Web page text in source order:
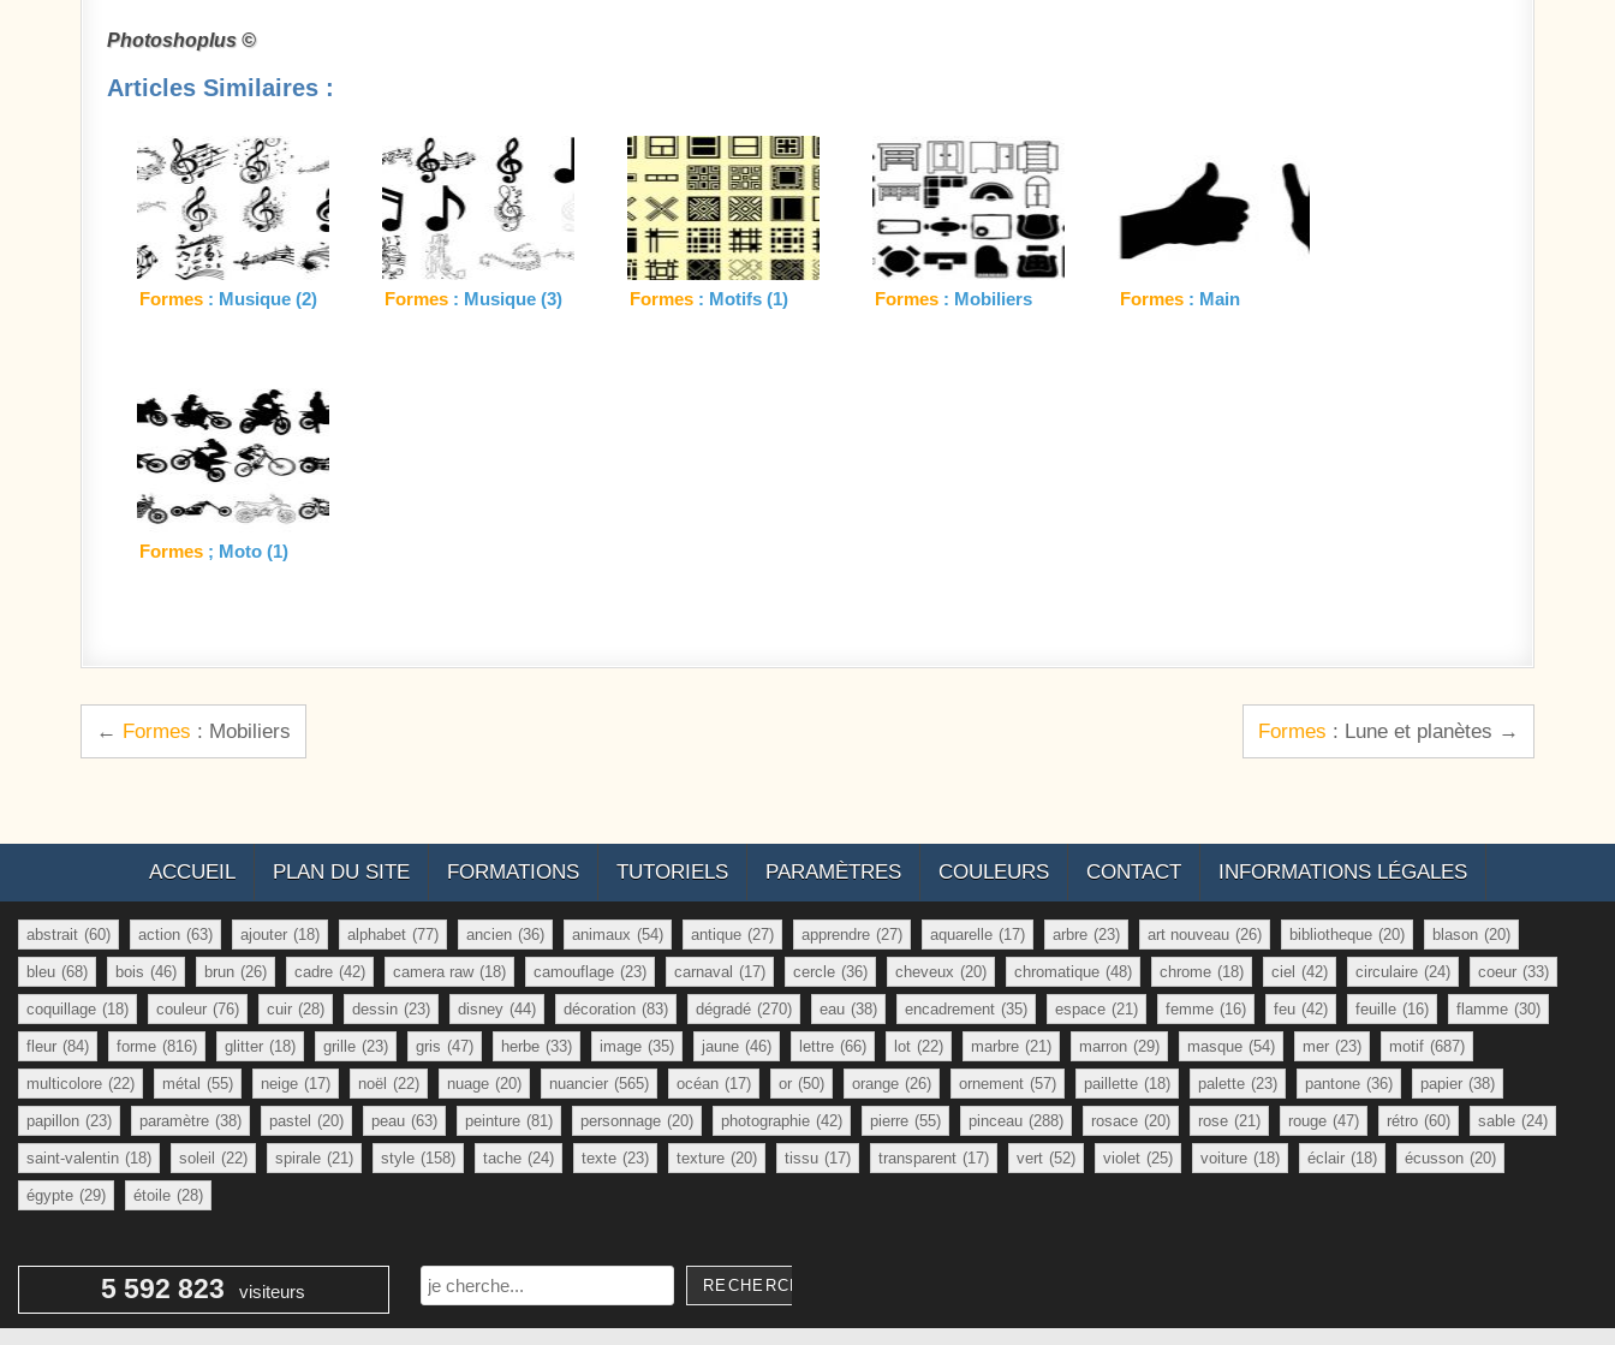
Photoshoplus ©
Articles Similaires :
Formes : Musique (2) Formes : Musique (3) Formes : Motifs (1) Formes : Mobiliers Formes : Main
Formes ; Moto (1)
Navigation de l’article Formes : Lune et planètes →
← Formes : Mobiliers
ACCUEIL PLAN DU SITE FORMATIONS TUTORIELS PARAMÈTRES COULEURS CONTACT INFORMATIONS LÉGALES
abstrait (60) action (63) ajouter (18) alphabet (77) ancien (36) animaux (54) antique (27) apprendre (27) aquarelle (17) arbre (23) art nouveau (26) bibliotheque (20) blason (20)
bleu (68) bois (46) brun (26) cadre (42) camera raw (18) camouflage (23) carnaval (17) cercle (36) cheveux (20) chromatique (48) chrome (18) ciel (42) circulaire (24) coeur (33)
coquillage (18) couleur (76) cuir (28) dessin (23) disney (44) décoration (83) dégradé (270) eau (38) encadrement (35) espace (21) femme (16) feu (42) feuille (16) flamme (30)
fleur (84) forme (816) glitter (18) grille (23) gris (47) herbe (33) image (35) jaune (46) lettre (66) lot (22) marbre (21) marron (29) masque (54) mer (23) motif (687)
multicolore (22) métal (55) neige (17) noël (22) nuage (20) nuancier (565) océan (17) or (50) orange (26) ornement (57) paillette (18) palette (23) pantone (36) papier (38)
papillon (23) paramètre (38) pastel (20) peau (63) peinture (81) personnage (20) photographie (42) pierre (55) pinceau (288) rosace (20) rose (21) rouge (47) rétro (60) sable (24)
saint-valentin (18) soleil (22) spirale (21) style (158) tache (24) texte (23) texture (20) tissu (17) transparent (17) vert (52) violet (25) voiture (18) éclair (18) écusson (20)
égypte (29) étoile (28)
5 592 823 visiteurs
Rechercher
RECHERCHER